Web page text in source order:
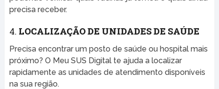
precisa receber.
4. LOCALIZAÇÃO DE UNIDADES DE SAÚDE
Precisa encontrar um posto de saúde ou hospital mais
próximo? O Meu SUS Digital te ajuda a localizar
rapidamente as unidades de atendimento disponíveis
na sua região.